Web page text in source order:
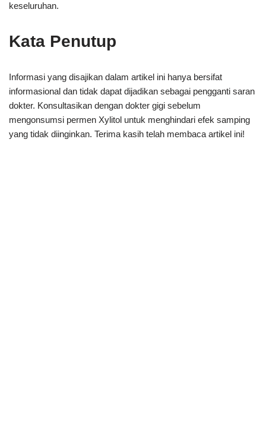
keseluruhan.
Kata Penutup
Informasi yang disajikan dalam artikel ini hanya bersifat
informasional dan tidak dapat dijadikan sebagai pengganti saran
dokter. Konsultasikan dengan dokter gigi sebelum
mengonsumsi permen Xylitol untuk menghindari efek samping
yang tidak diinginkan. Terima kasih telah membaca artikel ini!